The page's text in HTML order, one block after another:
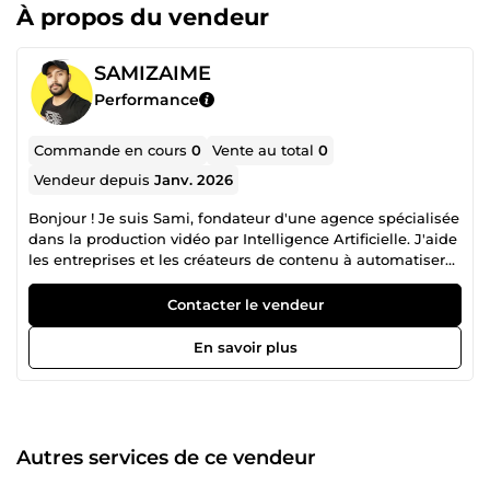
À propos du vendeur
SAMIZAIME
Performance
Commande en cours0 Vente au total0
Vendeur depuisJanv. 2026
Bonjour ! Je suis Sami, fondateur d'une agence spécialisée
dans la production vidéo par Intelligence Artificielle. J'aide
les entreprises et les créateurs de contenu à automatiser
leur communication grâce à des Avatars IA ultra-réalistes
et des vidéos UGC captivantes. Mon objectif ? Vous faire
économiser des milliers d'euros en frais de tournage tout
en gardant une qualité studio. Expert en : 🔹 Création
d'Avatars IA (Synthesia, HeyGen) 🔹 Vidéos Publicitaires
Contacter le vendeur
En savoir plus
Autres services de ce vendeur